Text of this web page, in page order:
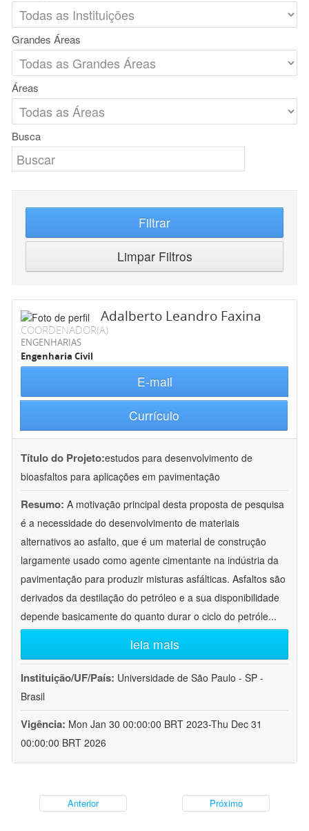
Grandes Áreas
Áreas
Busca
Filtrar
Limpar Filtros
Adalberto Leandro Faxina
COORDENADOR(A)
ENGENHARIAS
Engenharia Civil
E-mail
Currículo
Título do Projeto:estudos para desenvolvimento de
bioasfaltos para aplicações em pavimentação
Resumo: A motivação principal desta proposta de pesquisa
é a necessidade do desenvolvimento de materiais
alternativos ao asfalto, que é um material de construção
largamente usado como agente cimentante na indústria da
pavimentação para produzir misturas asfálticas. Asfaltos são
derivados da destilação do petróleo e a sua disponibilidade
depende basicamente do quanto durar o ciclo do petróle...
leia mais
Instituição/UF/País: Universidade de São Paulo - SP -
Brasil
Vigência: Mon Jan 30 00:00:00 BRT 2023-Thu Dec 31
00:00:00 BRT 2026
Anterior Próximo